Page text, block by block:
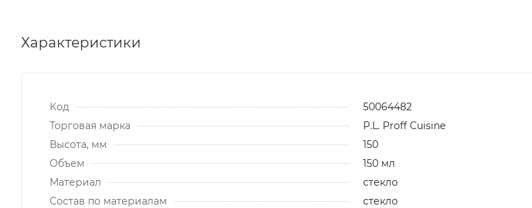
Характеристики
Код
50064482
Торговая марка
P.L. Proff Cuisine
Высота, мм
150
Объем
150 мл
Материал
стекло
Состав по материалам
стекло